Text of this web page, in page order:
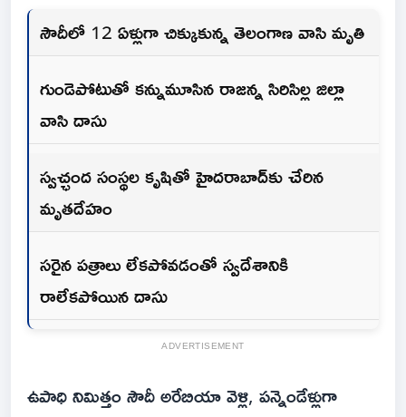
సౌదీలో 12 ఏళ్లుగా చిక్కుకున్న తెలంగాణ వాసి మృతి
గుండెపోటుతో కన్నుమూసిన రాజన్న సిరిసిల్ల జిల్లా
వాసి దాసు
స్వచ్ఛంద సంస్థల కృషితో హైదరాబాద్‌కు చేరిన
మృతదేహం
సరైన పత్రాలు లేకపోవడంతో స్వదేశానికి
రాలేకపోయిన దాసు
ADVERTISEMENT
ఉపాధి నిమిత్తం సౌదీ అరేబియా వెళ్లి, పన్నెండేళ్లుగా